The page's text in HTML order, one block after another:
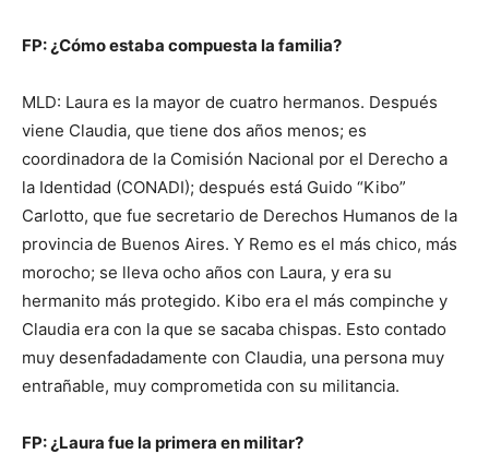
FP: ¿Cómo estaba compuesta la familia?
MLD: Laura es la mayor de cuatro hermanos. Después
viene Claudia, que tiene dos años menos; es
coordinadora de la Comisión Nacional por el Derecho a
la Identidad (CONADI); después está Guido “Kibo”
Carlotto, que fue secretario de Derechos Humanos de la
provincia de Buenos Aires. Y Remo es el más chico, más
morocho; se lleva ocho años con Laura, y era su
hermanito más protegido. Kibo era el más compinche y
Claudia era con la que se sacaba chispas. Esto contado
muy desenfadadamente con Claudia, una persona muy
entrañable, muy comprometida con su militancia.
FP: ¿Laura fue la primera en militar?